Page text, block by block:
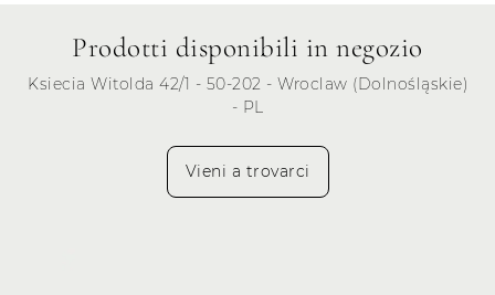
Prodotti disponibili in negozio
Ksiecia Witolda 42/1 - 50-202 - Wroclaw (Dolnośląskie)
- PL
Vieni a trovarci